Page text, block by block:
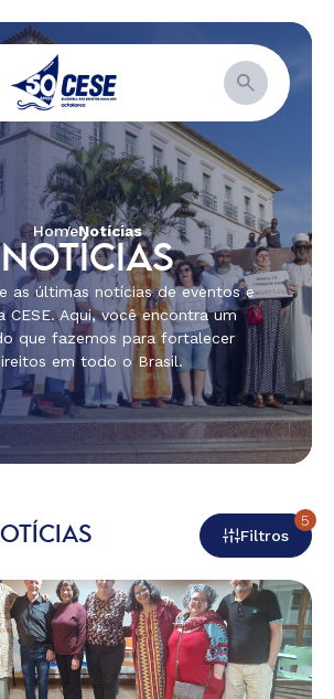
HomeNotícias
NOTÍCIAS
as últimas notícias de eventos e
CESE. Aqui, você encontra um
que fazemos para fortalecer
em todo o Brasil.
Filtros
5